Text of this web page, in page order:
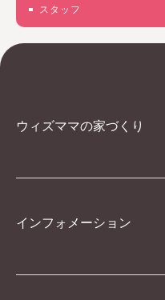
スタッフ
ウィズママの家づくり
インフォメーション